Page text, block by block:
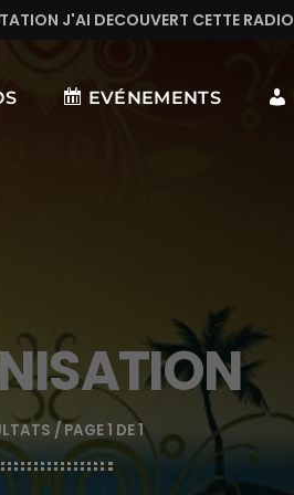
RADIO C LE TOP,TRES TREES
EVÉNEMENTS
/ PAGE 1 DE 1